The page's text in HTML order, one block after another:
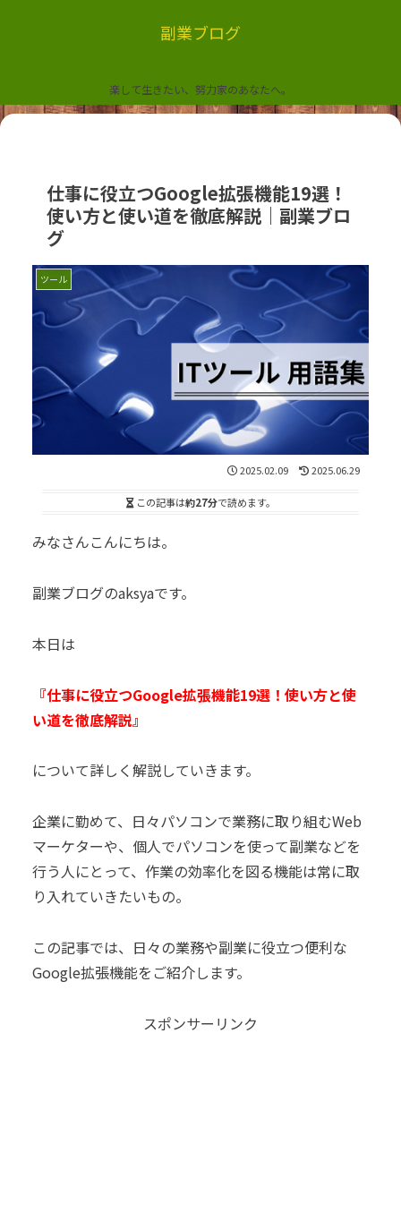
副業ブログ
楽して生きたい、努力家のあなたへ。
仕事に役立つGoogle拡張機能19選！
使い方と使い道を徹底解説｜副業ブロ
グ
ツール
2025.02.09 2025.06.29
この記事は約27分で読めます。
みなさんこんにちは。
副業ブログのaksyaです。
本日は
『仕事に役立つGoogle拡張機能19選！使い方と使
い道を徹底解説』
について詳しく解説していきます。
企業に勤めて、日々パソコンで業務に取り組むWeb
マーケターや、個人でパソコンを使って副業などを
行う人にとって、作業の効率化を図る機能は常に取
り入れていきたいもの。
この記事では、日々の業務や副業に役立つ便利な
Google拡張機能をご紹介します。
スポンサーリンク